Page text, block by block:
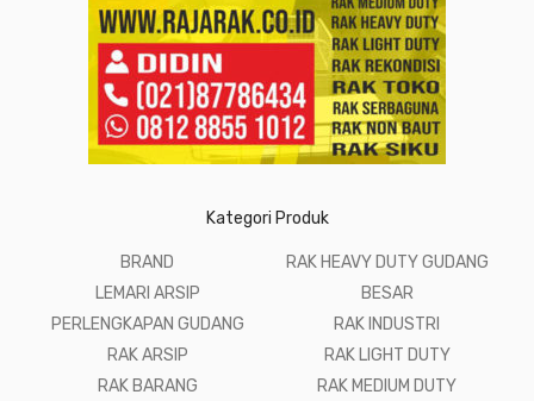
Kategori Produk
BRAND
LEMARI ARSIP
PERLENGKAPAN GUDANG
RAK ARSIP
RAK BARANG
RAK HEAVY DUTY GUDANG
BESAR
RAK INDUSTRI
RAK LIGHT DUTY
RAK MEDIUM DUTY